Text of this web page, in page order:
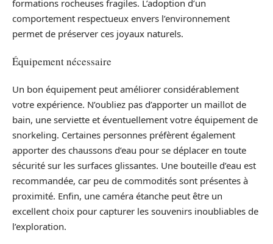
formations rocheuses fragiles. L’adoption d’un
comportement respectueux envers l’environnement
permet de préserver ces joyaux naturels.
Équipement nécessaire
Un bon équipement peut améliorer considérablement
votre expérience. N’oubliez pas d’apporter un maillot de
bain, une serviette et éventuellement votre équipement de
snorkeling. Certaines personnes préfèrent également
apporter des chaussons d’eau pour se déplacer en toute
sécurité sur les surfaces glissantes. Une bouteille d’eau est
recommandée, car peu de commodités sont présentes à
proximité. Enfin, une caméra étanche peut être un
excellent choix pour capturer les souvenirs inoubliables de
l’exploration.